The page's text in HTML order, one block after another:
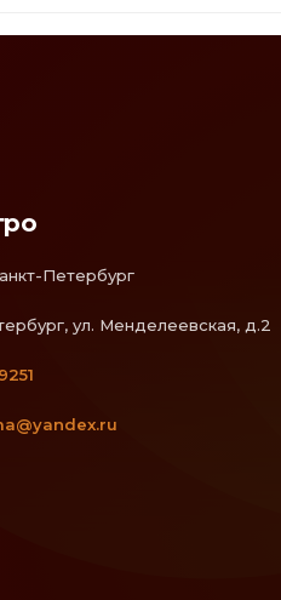
Петербург
ул. Менделеевская, д.2